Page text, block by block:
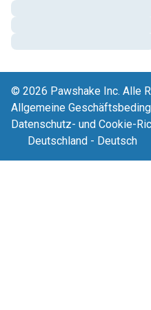
© 2026 Pawshake Inc. Alle
Allgemeine
Datenschutz- und Cookie-
Deutschland - Deutsch